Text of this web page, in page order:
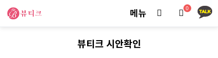
메뉴 0
뷰티크 시안확인